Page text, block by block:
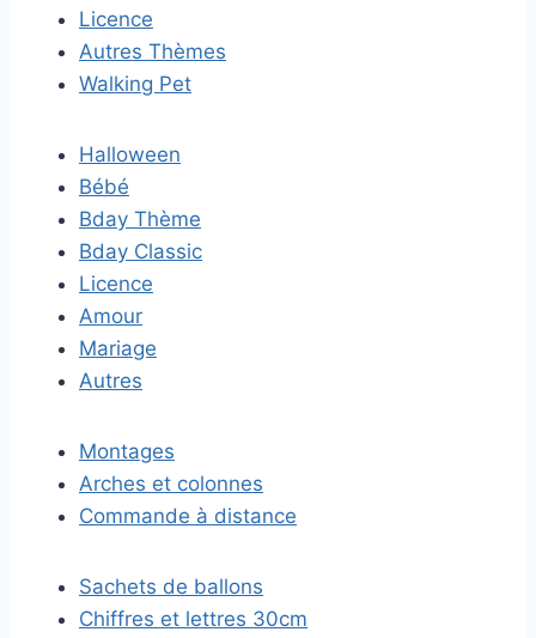
Licence
Autres Thèmes
Walking Pet
Halloween
Bébé
Bday Thème
Bday Classic
Licence
Amour
Mariage
Autres
Montages
Arches et colonnes
Commande à distance
Sachets de ballons
Chiffres et lettres 30cm